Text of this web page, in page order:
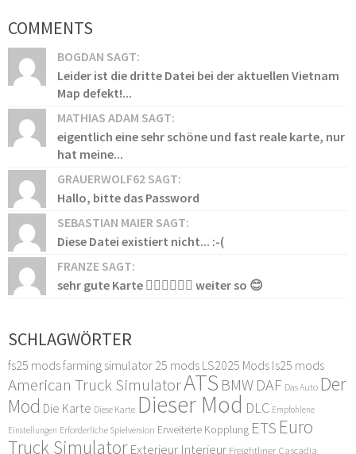
COMMENTS
BOGDAN SAGT:
Leider ist die dritte Datei bei der aktuellen Vietnam
Map defekt!...
MATHIAS ADAM SAGT:
eigentlich eine sehr schöne und fast reale karte, nur
hat meine...
GRAUERWOLF62 SAGT:
Hallo, bitte das Password
SEBASTIAN MAIER SAGT:
Diese Datei existiert nicht... :-(
FRANZE SAGT:
sehr gute Karte 👍🏻👍🏻👍🏻 weiter so 😊
SCHLAGWÖRTER
fs25 modsfarming simulator 25 mods LS2025 Mods ls25 mods
American Truck SimulatorATS BMW DAF Das Auto Der
Mod Die Karte Diese Karte Dieser Mod DLC Empfohlene
Einstellungen Erforderliche Spielversion Erweiterte Kopplung ETS Euro
Truck Simulator Exterieur Interieur Freightliner Cascadia